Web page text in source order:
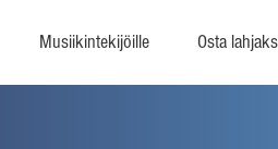
Musiikintekijöille Osta